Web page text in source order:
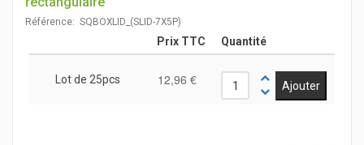
Référence: SQBOXLID_(SLID-7X5P)
Prix TTC Quantité
Lot de 25pcs 12,96 €